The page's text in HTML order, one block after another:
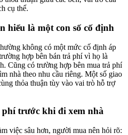
cụ thể.
hiểu là một con số cố định
không có một mức cố định áp
hợp bên bán trả phí vì họ là
Cũng có trường hợp bên mua trả phí
nhà theo nhu cầu riêng. Một số giao
thỏa thuận tùy vào vai trò hỗ trợ
trước khi đi xem nhà
việc sâu hơn, người mua nên hỏi rõ: